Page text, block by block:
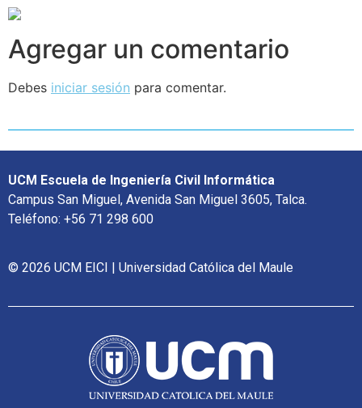
Agregar un comentario
Debes iniciar sesión para comentar.
UCM Escuela de Ingeniería Civil Informática
Campus San Miguel, Avenida San Miguel 3605, Talca.
Teléfono: +56 71 298 600
© 2026 UCM EICI | Universidad Católica del Maule